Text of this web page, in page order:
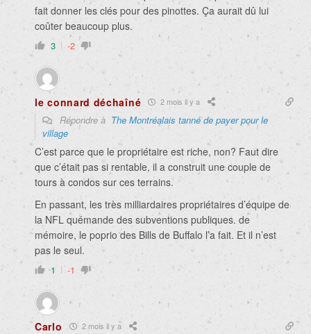
fait donner les clés pour des pinottes. Ça aurait dû lui
coûter beaucoup plus.
3 -2
le connard déchaîné 2 mois il y a
Répondre à The Montréalais tanné de payer pour le
village
C’est parce que le propriétaire est riche, non? Faut dire
que c’était pas si rentable, il a construit une couple de
tours à condos sur ces terrains.
En passant, les très milliardaires propriétaires d’équipe de
la NFL quémande des subventions publiques. de
mémoire, le poprio des Bills de Buffalo l’a fait. Et il n’est
pas le seul.
1 -1
Carlo 2 mois il y a